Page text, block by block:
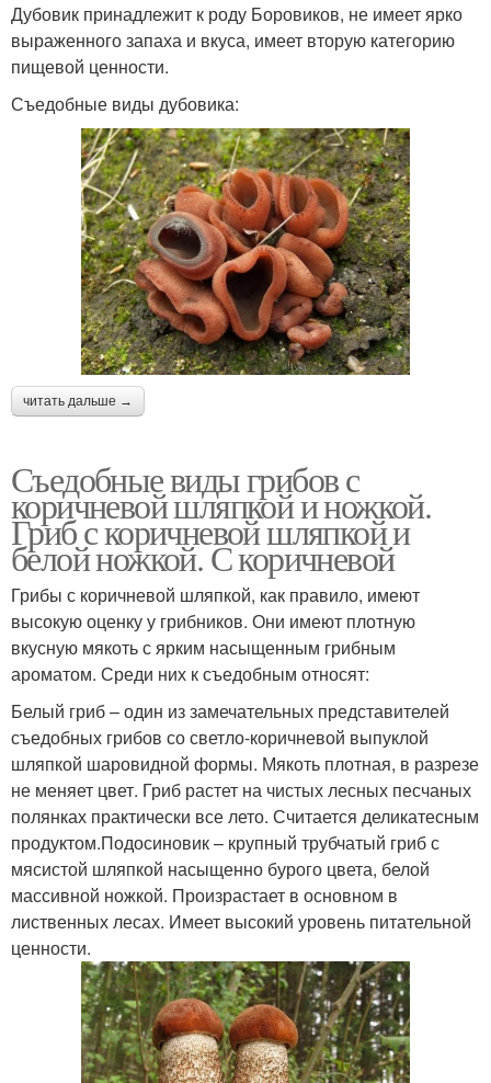
Дубовик принадлежит к роду Боровиков, не имеет ярко
выраженного запаха и вкуса, имеет вторую категорию
пищевой ценности.
Съедобные виды дубовика:
читать дальше →
Съедобные виды грибов с
коричневой шляпкой и ножкой.
Гриб с коричневой шляпкой и
белой ножкой. С коричневой
Грибы с коричневой шляпкой, как правило, имеют
высокую оценку у грибников. Они имеют плотную
вкусную мякоть с ярким насыщенным грибным
ароматом. Среди них к съедобным относят:
Белый гриб – один из замечательных представителей
съедобных грибов со светло-коричневой выпуклой
шляпкой шаровидной формы. Мякоть плотная, в разрезе
не меняет цвет. Гриб растет на чистых лесных песчаных
полянках практически все лето. Считается деликатесным
продуктом.Подосиновик – крупный трубчатый гриб с
мясистой шляпкой насыщенно бурого цвета, белой
массивной ножкой. Произрастает в основном в
лиственных лесах. Имеет высокий уровень питательной
ценности.